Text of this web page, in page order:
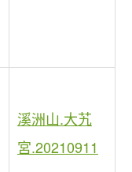
溪洲山.大艽
宮.20210911